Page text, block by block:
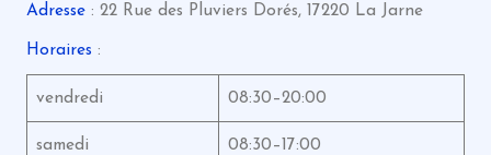
Adresse: 22 Rue des Pluviers Dorés, 17220 La Jarne
Horaires :
vendredi 08:30–20:00
samedi 08:30–17:00